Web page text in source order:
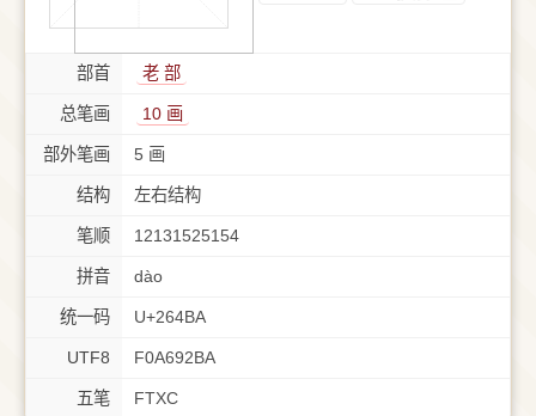
部首 ⽼ 部
总笔画 10 画
部外笔画 5 画
结构 左右结构
笔顺 12131525154
拼音 dào
统一码 U+264BA
UTF8 F0A692BA
五笔 FTXC